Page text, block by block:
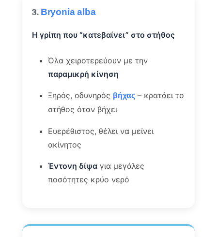
3. Bryonia alba
Η γρίπη που “κατεβαίνει” στο στήθος
Όλα χειροτερεύουν με την
παραμικρή κίνηση
Ξηρός, οδυνηρός βήχας – κρατάει το
στήθος όταν βήχει
Ευερέθιστος, θέλει να μείνει
ακίνητος
Έντονη δίψα για μεγάλες
ποσότητες κρύο νερό